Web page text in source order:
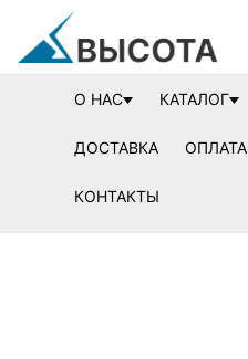
О НАС КАТАЛОГ
ДОСТАВКА ОПЛАТА
КОНТАКТЫ